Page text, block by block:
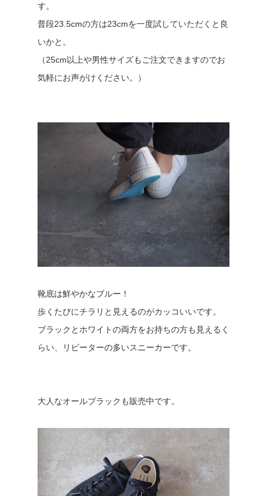
す。
普段23.5cmの方は23cmを一度試していただくと良
いかと。
（25cm以上や男性サイズもご注文できますのでお
気軽にお声がけください。）
靴底は鮮やかなブルー！
歩くたびにチラリと見えるのがカッコいいです。
ブラックとホワイトの両方をお持ちの方も見えるく
らい、リピーターの多いスニーカーです。
大人なオールブラックも販売中です。